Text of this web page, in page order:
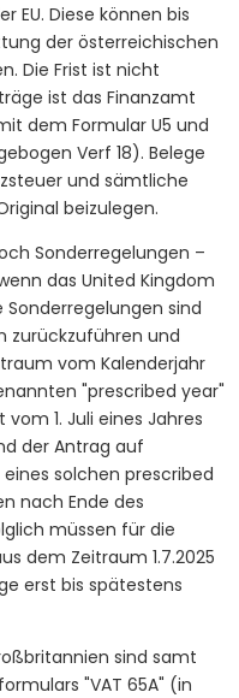
EU. Diese können bis
der österreichischen
Die Frist ist nicht
ist das Finanzamt
dem Formular U5 und
Verf 18). Belege
und sämtliche
beizulegen.
Sonderregelungen –
das United Kingdom
sind
zurückzuführen und
vom Kalenderjahr
"prescribed year"
1. Juli eines Jahres
der Antrag auf
solchen prescribed
nach Ende des
müssen für die
dem Zeitraum 1.7.2025
erst bis spätestens
sind samt
"VAT 65A" (in